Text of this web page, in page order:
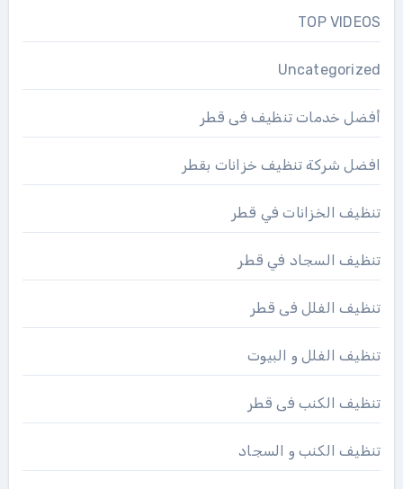
TOP VIDEOS
Uncategorized
أفضل خدمات تنظيف فى قطر
افضل شركة تنظيف خزانات بقطر
تنظيف الخزانات في قطر
تنظيف السجاد في قطر
تنظيف الفلل فى قطر
تنظيف الفلل و البيوت
تنظيف الكنب فى قطر
تنظيف الكنب و السجاد